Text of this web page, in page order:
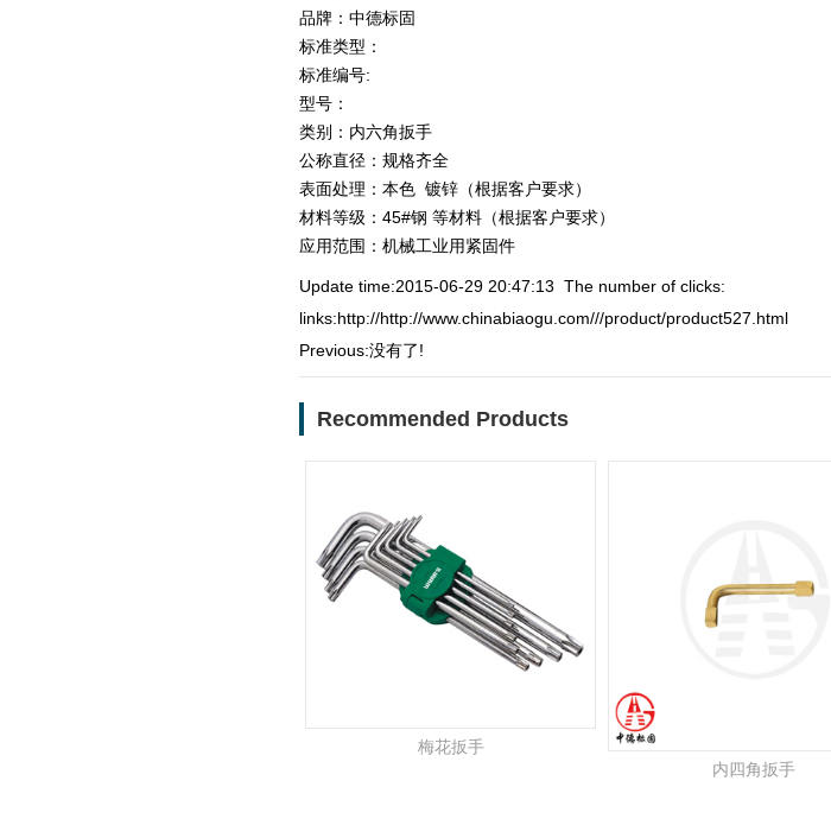
品牌：中德标固
标准类型：
标准编号:
型号：
类别：内六角扳手
公称直径：规格齐全
表面处理：本色 镀锌（根据客户要求）
材料等级：45#钢 等材料（根据客户要求）
应用范围：机械工业用紧固件
Update time:2015-06-29 20:47:13 The number of clicks:
links:http://http://www.chinabiaogu.com///product/product527.html
Previous:没有了!
Recommended Products
梅花扳手
内四角扳手